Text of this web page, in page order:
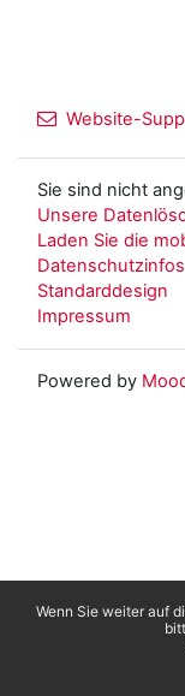
Website-
Sie sind nicht
Unsere
Laden Sie die
Datenschutzinfos
Standarddesign
Impressum
Powered by
Wenn Sie weiter auf